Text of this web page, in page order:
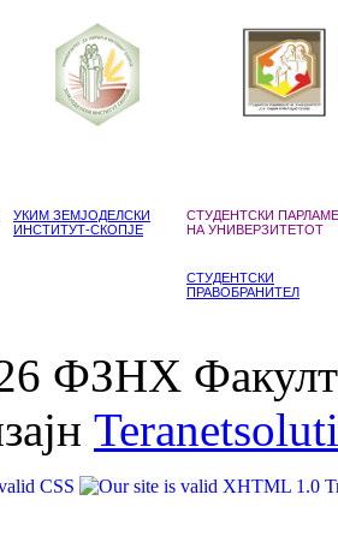
УКИМ ЗЕМЈОДЕЛСКИ
ИНСТИТУТ-СКОПЈЕ
СТУДЕНТСКИ
НА УНИВЕРЗИТЕТОТ
СТУДЕНТСКИ
ПРАВОБРАНИТЕЛ
ФЗНХ